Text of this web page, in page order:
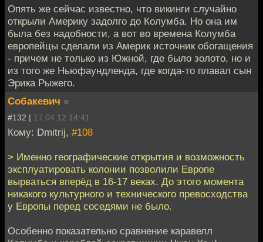
Опять же сейчас известно, что викинги случайно
открыли Америку задолго до Колумба. Но она им
была без надобности, а вот во времена Колумба
европейцы сделали из Америк источник обогащения
- причем не только из Южной, где было золото, но и
из того же Ньюфаундленда, где когда-то плавал сын
Эрика Рыжего.
Собакевич »
#132 | 17.04.12 14:41
Кому: Dmitrij, #108
> Именно географические открытия и возможность
эксплуатировать колонии позволили Европе
вырваться вперёд в 16-17 веках. До этого момента
никакого культурного и технического превосходства
у Европы перед соседями не было.
Особенно показательно сравнение каравелл